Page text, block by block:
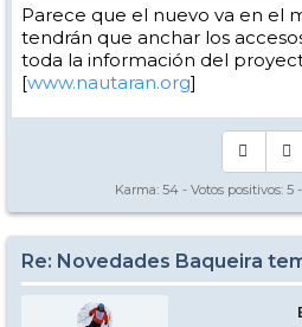
Parece que el nuevo va en el
tendrán que anchar los
toda la información del
[www.nautaran.org]
Karma: 54 - Votos positivos: 5
Re: Novedades Baqueira